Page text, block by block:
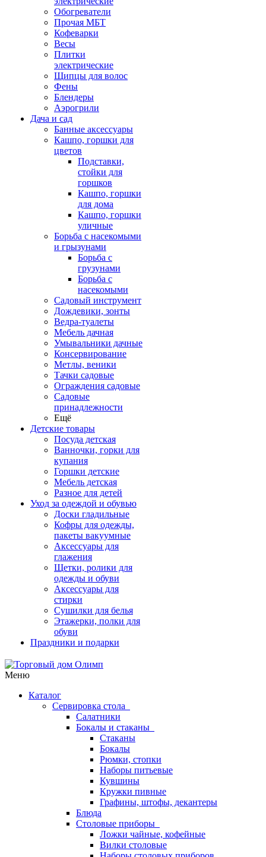
Обогреватели
Прочая МБТ
Кофеварки
Весы
Плитки
электрические
Щипцы для волос
Фены
Блендеры
Аэрогрили
Дача и сад
Банные аксессуары
Кашпо, горшки для
цветов
Подставки,
стойки для
горшков
Кашпо, горшки
для дома
Кашпо, горшки
уличные
Борьба с насекомыми
и грызунами
Борьба с
грузунами
Борьба с
насекомыми
Садовый инструмент
Дождевики, зонты
Ведра-туалеты
Мебель дачная
Умывальники дачные
Консервирование
Метлы, веники
Тачки садовые
Ограждения садовые
Садовые
принадлежности
Ещё
Детские товары
Посуда детская
Ванночки, горки для
купания
Горшки детские
Мебель детская
Разное для детей
Уход за одеждой и обувью
Доски гладильные
Кофры для одежды,
пакеты вакуумные
Аксессуары для
глажения
Щетки, ролики для
одежды и обуви
Аксессуары для
стирки
Сушилки для белья
Этажерки, полки для
обуви
Праздники и подарки
Меню
Каталог
Сервировка стола
Салатники
Бокалы и стаканы
Стаканы
Бокалы
Рюмки, стопки
Наборы питьевые
Кувшины
Кружки пивные
Графины, штофы, декантеры
Блюда
Столовые приборы
Ложки чайные, кофейные
Вилки столовые